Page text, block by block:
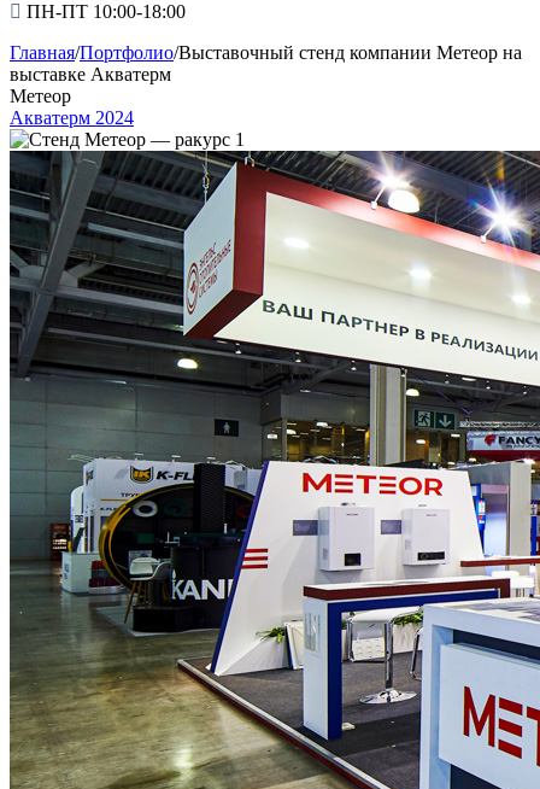
ПН-ПТ 10:00-18:00
Главная/Портфолио/Выставочный стенд компании Метеор на
выставке Акватерм
Метеор
Акватерм 2024